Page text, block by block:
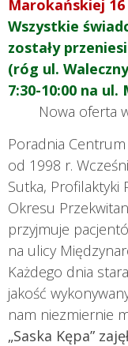
Marokańskiej
Wszystkie
zostały
(róg ul.
7:30-10:00 na
Nowa oferta
Poradnia Centrum
od 1998 r.
Sutka,
Okresu
przyjmuje
na ulicy
Każdego dnia
jakość
nam niezmiernie
„Saska Kępa”